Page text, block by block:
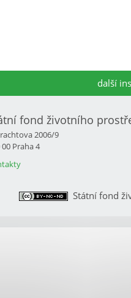
další
fond životního
2006/9
00 Praha 4
Státní fond